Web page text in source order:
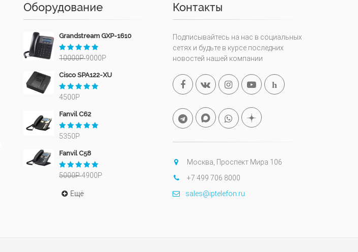
Оборудование
Grandstream GXP-1610
10000Р9000Р
Cisco SPA122-XU
4500Р
Fanvil C62
5350Р
Fanvil C58
5000Р4900Р
Ещё
Контакты
Подписывайтесь на нас в социальных
сетях и будьте в курсе последних
новостей нашей компании
h
Москва, Проспект Мира 106
+7 499 706 8000
sales@iptelefon.ru